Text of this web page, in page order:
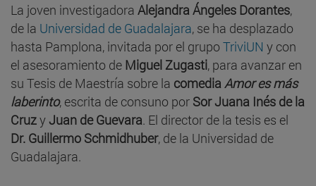
La joven investigadora Alejandra Ángeles Dorantes,
de la Universidad de Guadalajara, se ha desplazado
hasta Pamplona, invitada por el grupo TriviUN y con
el asesoramiento de Miguel Zugasti, para avanzar en
su Tesis de Maestría sobre la comedia Amor es más
laberinto, escrita de consuno por Sor Juana Inés de la
CruzyJuan de Guevara. El director de la tesis es el
Dr. Guillermo Schmidhuber, de la Universidad de
Guadalajara.